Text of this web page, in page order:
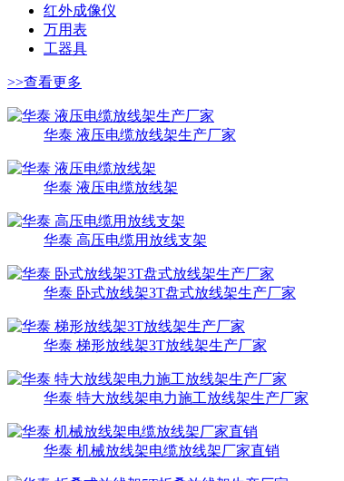
红外成像仪
万用表
工器具
>>查看更多
华泰 液压电缆放线架生产厂家
华泰 液压电缆放线架
华泰 高压电缆用放线支架
华泰 卧式放线架3T盘式放线架生产厂家
华泰 梯形放线架3T放线架生产厂家
华泰 特大放线架电力施工放线架生产厂家
华泰 机械放线架电缆放线架厂家直销